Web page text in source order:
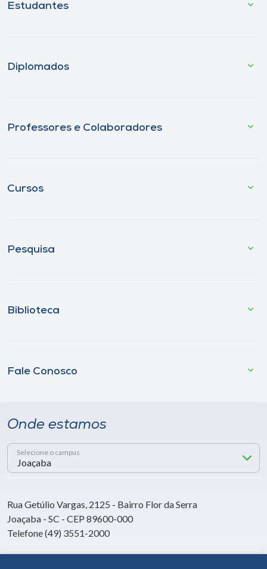
Estudantes
Diplomados
Professores e Colaboradores
Cursos
Pesquisa
Biblioteca
Fale Conosco
Onde estamos
Selecione o campus
Rua Getúlio Vargas, 2125 - Bairro Flor da Serra
Joaçaba - SC - CEP 89600-000
Telefone (49) 3551-2000